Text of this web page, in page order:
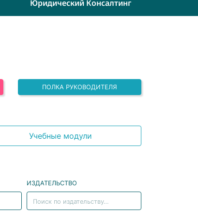
Юридический Консалтинг
ПОЛКА РУКОВОДИТЕЛЯ
Учебные модули
ИЗДАТЕЛЬСТВО